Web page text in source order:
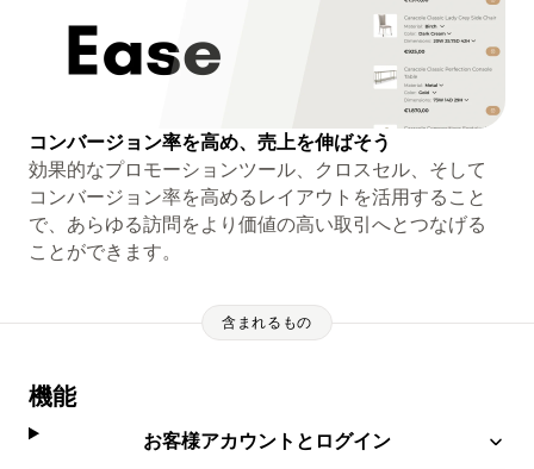
コンバージョン率を高め、売上を伸ばそう
効果的なプロモーションツール、クロスセル、そして
コンバージョン率を高めるレイアウトを活用すること
で、あらゆる訪問をより価値の高い取引へとつなげる
ことができます。
含まれるもの
機能
お客様アカウントとログイン